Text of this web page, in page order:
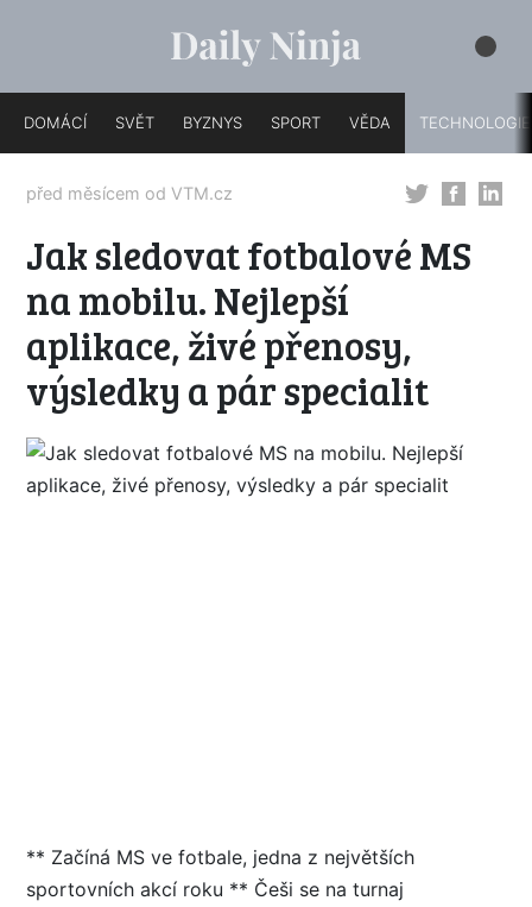
DOMÁCÍ SVĚT BYZNYS SPORT VĚDA TECHNOLOGIE
před měsícem od VTM.cz
Jak sledovat fotbalové MS
na mobilu. Nejlepší
aplikace, živé přenosy,
výsledky a pár specialit
** Začíná MS ve fotbale, jedna z největších
sportovních akcí roku ** Češi se na turnaj